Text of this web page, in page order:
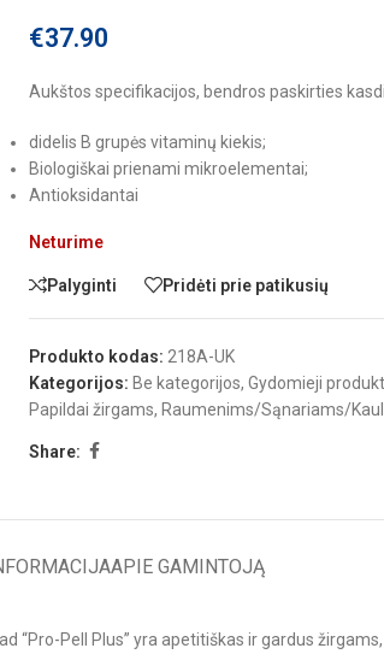
€37.90
Aukštos specifikacijos, bendros paskirties
didelis B grupės vitaminų kiekis;
Biologiškai prienami mikroelementai;
Antioksidantai
Neturime
Palyginti Pridėti prie patikusių
Produkto kodas: 218A-UK
Kategorijos: Be kategorijos, Gydomieji
Papildai žirgams, Raumenims/Sąnariams/
Share:
APIE GAMINTOJĄ
Pell Plus” yra apetitiškas ir gardus